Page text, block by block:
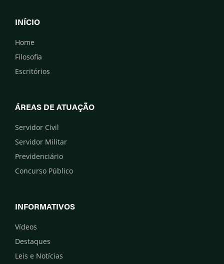
INÍCIO
Home
Filosofia
Escritórios
ÁREAS DE ATUAÇÃO
Servidor Civil
Servidor Militar
Previdenciário
Concurso Público
INFORMATIVOS
Vídeos
Destaques
Leis e Notícias